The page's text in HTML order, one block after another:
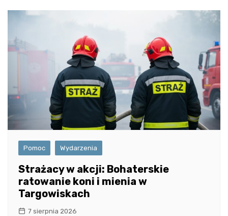
Pomoc Wydarzenia
Strażacy w akcji: Bohaterskie
ratowanie koni i mienia w
Targowiskach
7 sierpnia 2026